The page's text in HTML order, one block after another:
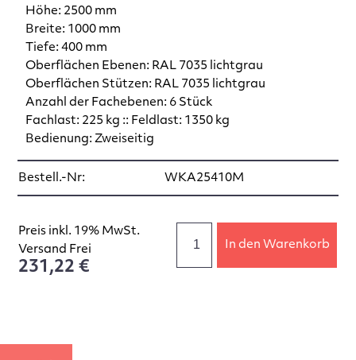
Höhe: 2500 mm
Breite: 1000 mm
Tiefe: 400 mm
Oberflächen Ebenen: RAL 7035 lichtgrau
Oberflächen Stützen: RAL 7035 lichtgrau
Anzahl der Fachebenen: 6 Stück
Fachlast: 225 kg :: Feldlast: 1350 kg
Bedienung: Zweiseitig
Bestell.-Nr: WKA25410M
Preis inkl. 19% MwSt.
Versand Frei
231,22 €
In den Warenkorb